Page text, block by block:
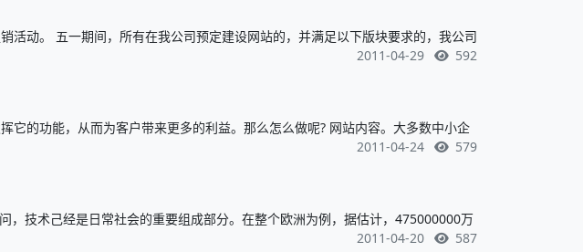
活动。 五一期间，所有在我公司预定建设网站的，并满足以下版块要求的，我公司
592
2011-04-29
它的功能，从而为客户带来更多的利益。那么怎么做呢? 网站内容。大多数中小企
579
2011-04-24
，技术己经是日常社会的重要组成部分。在整个欧洲为例，据估计，475000000万
587
2011-04-20